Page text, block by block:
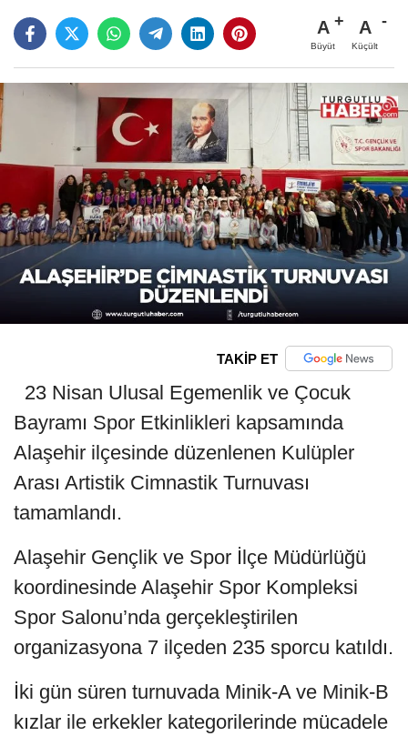
A
Büyüt
A
Küçült
TAKİP ET
23 Nisan Ulusal Egemenlik ve Çocuk
Bayramı Spor Etkinlikleri kapsamında
Alaşehir ilçesinde düzenlenen Kulüpler
Arası Artistik Cimnastik Turnuvası
tamamlandı.
Alaşehir Gençlik ve Spor İlçe Müdürlüğü
koordinesinde Alaşehir Spor Kompleksi
Spor Salonu’nda gerçekleştirilen
organizasyona 7 ilçeden 235 sporcu katıldı.
İki gün süren turnuvada Minik-A ve Minik-B
kızlar ile erkekler kategorilerinde mücadele